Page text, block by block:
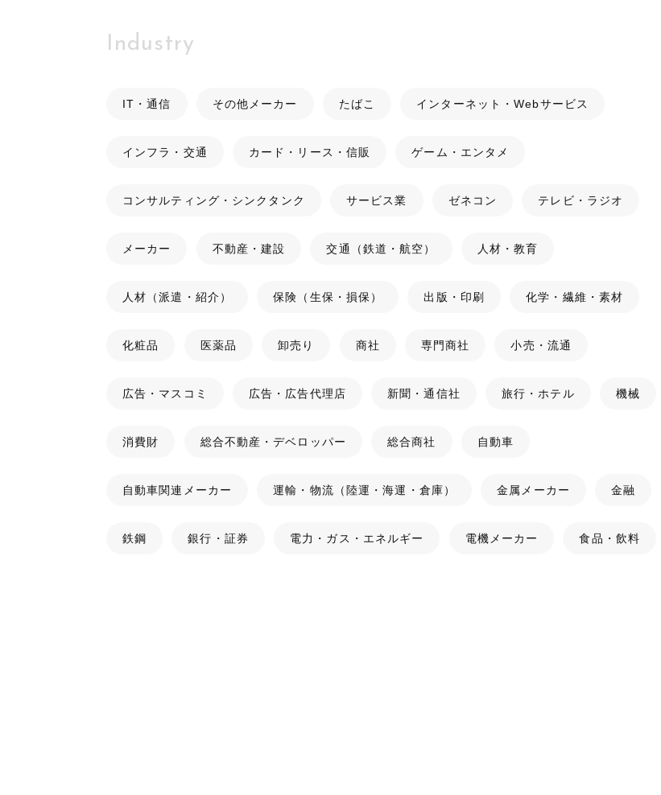
Industry
IT・通信 その他メーカー たばこ インターネット・Webサービス
インフラ・交通 カード・リース・信販 ゲーム・エンタメ
コンサルティング・シンクタンク サービス業 ゼネコン テレビ・ラジオ
メーカー 不動産・建設 交通（鉄道・航空） 人材・教育
人材（派遣・紹介） 保険（生保・損保） 出版・印刷 化学・繊維・素材
化粧品 医薬品 卸売り 商社 専門商社 小売・流通
広告・マスコミ 広告・広告代理店 新聞・通信社 旅行・ホテル 機械
消費財 総合不動産・デベロッパー 総合商社 自動車
自動車関連メーカー 運輸・物流（陸運・海運・倉庫） 金属メーカー 金融
鉄鋼 銀行・証券 電力・ガス・エネルギー 電機メーカー 食品・飲料